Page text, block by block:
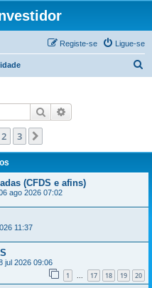
Ligue-se
Registe-se
Pesquisar
2 3
(CFDS e afins)
ago 2026 07:02
11:37
jul 2026 09:06
1 ... 17 18 19 20